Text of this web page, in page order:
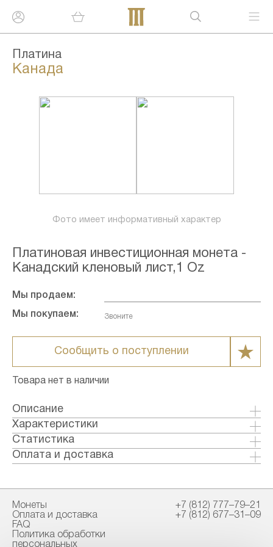
Платина
Канада
Фото имеет информативный характер
Платиновая инвестиционная монета -
Канадский кленовый лист,1 Oz
Мы продаем:
Мы покупаем: Звоните
Сообщить о поступлении
Товара нет в наличии
Описание
Платиноваяинвестиционная монета -
Кленовый лист (1 Oz)
Характеристики
Металл: Платина
Страна: Канада
Годы выпуска: 2022
Проба: 9995
Вес общий гр.: 31.1
Вес чистый гр.: 31.1
Статистика
Оплата и доставка
Наличными в офисе
Способы доставки:
Монеты
Оплата и доставка
FAQ
Политика обработки
персональных
+7 (812) 777–79–21
+7 (812) 677–31–09